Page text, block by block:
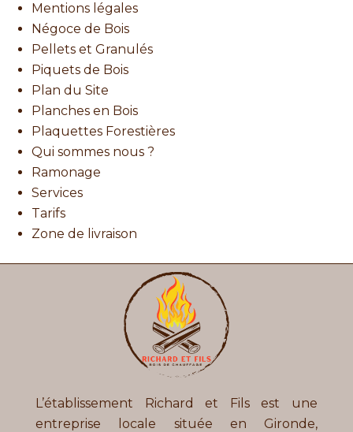
Mentions légales
Négoce de Bois
Pellets et Granulés
Piquets de Bois
Plan du Site
Planches en Bois
Plaquettes Forestières
Qui sommes nous ?
Ramonage
Services
Tarifs
Zone de livraison
L’établissement Richard et Filsest une
entreprise locale située en Gironde,